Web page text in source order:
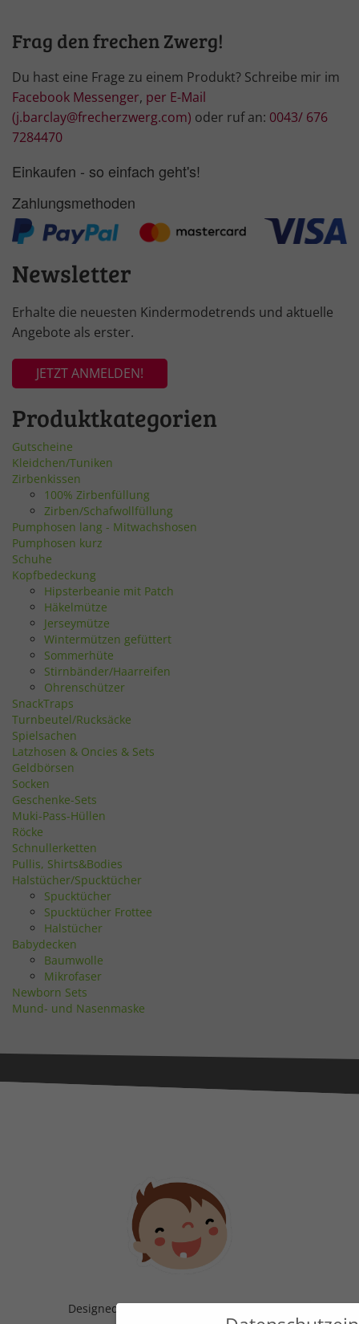
Frag den frechen Zwerg!
Du hast eine Frage zu einem Produkt? Schreibe mir im
Facebook Messenger, per E-Mail
(j.barclay@frecherzwerg.com) oder ruf an: 0043/ 676
7284470
Einkaufen - so einfach geht's!
Zahlungsmethoden
Newsletter
Erhalte die neuesten Kindermodetrends und aktuelle
Angebote als erster.
JETZT ANMELDEN!
Produktkategorien
Gutscheine
Kleidchen/Tuniken
Zirbenkissen
100% Zirbenfüllung
Zirben/Schafwollfüllung
Pumphosen lang - Mitwachshosen
Pumphosen kurz
Schuhe
Kopfbedeckung
Hipsterbeanie mit Patch
Häkelmütze
Jerseymütze
Wintermützen gefüttert
Sommerhüte
Stirnbänder/Haarreifen
Ohrenschützer
SnackTraps
Turnbeutel/Rucksäcke
Spielsachen
Latzhosen & Oncies & Sets
Geldbörsen
Socken
Geschenke-Sets
Muki-Pass-Hüllen
Röcke
Schnullerketten
Pullis, Shirts&Bodies
Halstücher/Spucktücher
Spucktücher
Spucktücher Frottee
Halstücher
Babydecken
Baumwolle
Mikrofaser
Newborn Sets
Mund- und Nasenmaske
Designed & Handmade with in Austria!